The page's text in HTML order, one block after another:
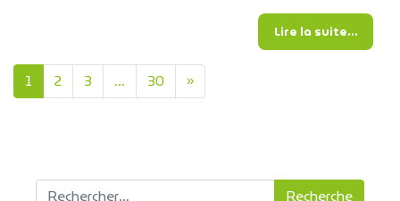
Lire la suite…from
Navigation dans les
1 2 3 … 30 »
Recherche pour :